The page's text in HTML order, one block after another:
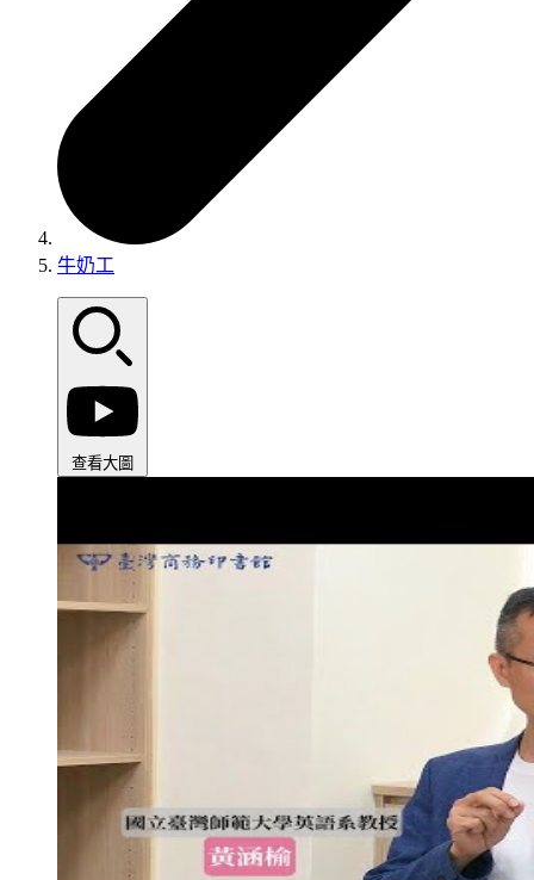
牛奶工
查看大圖